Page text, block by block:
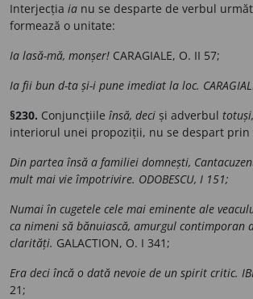
Interjecția ia nu se desparte de verbul
formează o unitate:
Ia lasă-mă, monșer! CARAGIALE, O. II 57;
Ia fii bun d-ta și-i pune imediat la loc.
§230. Conjuncțiile însă, deci și adverbul totuși,
interiorul unei propoziții, nu se despart prin
Din partea însă a familiei domnești,
mult mai vie împotrivire. ODOBESCU, I 151;
Numai în cugetele cele mai eminente ale
ca nimeni să bănuiască, amurgul contimporan
clarități. GALACTION, O. I 341;
Era deci încă o dată nevoie de un spirit critic.
21;